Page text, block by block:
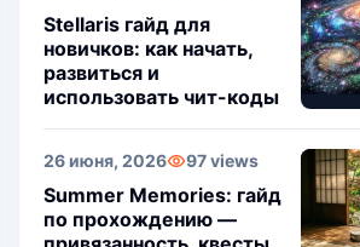
Stellaris гайд для
новичков: как начать,
развиться и
использовать чит-коды
26 июня, 2026 97 views
Summer Memories: гайд
по прохождению —